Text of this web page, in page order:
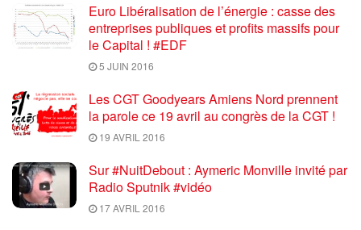
Euro Libéralisation de l’énergie : casse des
entreprises publiques et profits massifs pour
le Capital ! #EDF
5 JUIN 2016
Les CGT Goodyears Amiens Nord prennent
la parole ce 19 avril au congrès de la CGT !
19 AVRIL 2016
Sur #NuitDebout : Aymeric Monville invité par
Radio Sputnik #vidéo
17 AVRIL 2016